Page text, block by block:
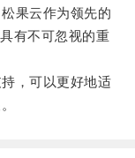
果云作为领先的
有不可忽视的重
，可以更好地适